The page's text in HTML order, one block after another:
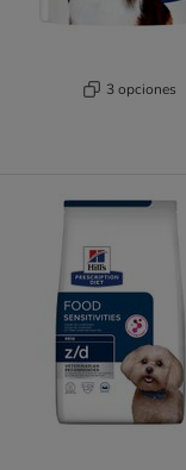
3 opciones